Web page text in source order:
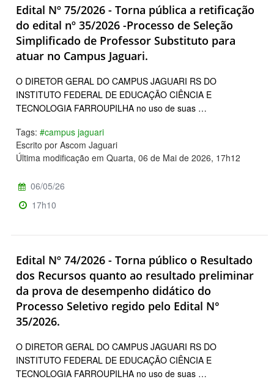
Edital Nº 75/2026 - Torna pública a retificação
do edital nº 35/2026 -Processo de Seleção
Simplificado de Professor Substituto para
atuar no Campus Jaguari.
O DIRETOR GERAL DO CAMPUS JAGUARI RS DO
INSTITUTO FEDERAL DE EDUCAÇÃO CIÊNCIA E
TECNOLOGIA FARROUPILHA no uso de suas …
Tags: #campus jaguari
Escrito por Ascom Jaguari
Última modificação em Quarta, 06 de Mai de 2026, 17h12
06/05/26
17h10
Edital Nº 74/2026 - Torna público o Resultado
dos Recursos quanto ao resultado preliminar
da prova de desempenho didático do
Processo Seletivo regido pelo Edital N°
35/2026.
O DIRETOR GERAL DO CAMPUS JAGUARI RS DO
INSTITUTO FEDERAL DE EDUCAÇÃO CIÊNCIA E
TECNOLOGIA FARROUPILHA no uso de suas …